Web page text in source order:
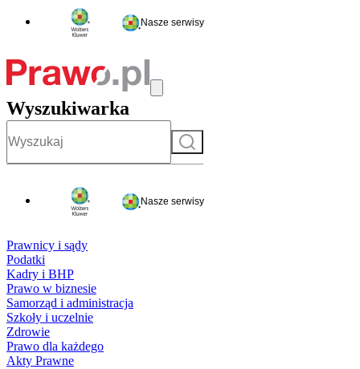
Nasze serwisy
Wyszukiwarka
Szukaj
Nasze serwisy
Prawnicy i sądy
Podatki
Kadry i BHP
Prawo w biznesie
Samorząd i administracja
Szkoły i uczelnie
Zdrowie
Prawo dla każdego
Akty Prawne